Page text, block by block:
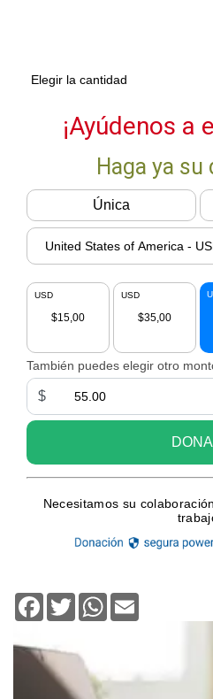
Facebook
TwitterWhatsApp